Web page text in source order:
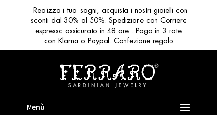
Realizza i tuoi sogni, acquista i nostri gioielli con
sconti dal 30% al 50%. Spedizione con Corriere
espresso assicurato in 48 ore . Paga in 3 rate
con Klarna o Paypal. Confezione regalo
omaggio